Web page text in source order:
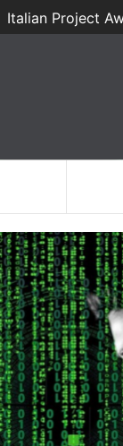
Italian Project